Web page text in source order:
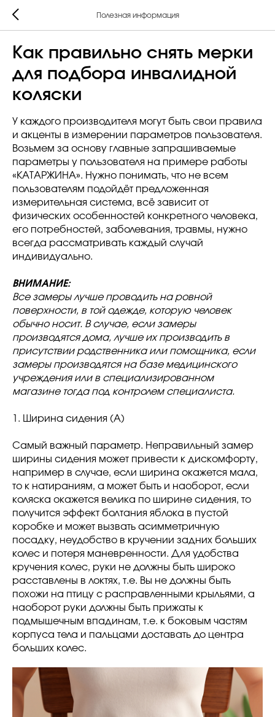
Полезная информация
Как правильно снять мерки
для подбора инвалидной
коляски
У каждого производителя могут быть свои правила
и акценты в измерении параметров пользователя.
Возьмем за основу главные запрашиваемые
параметры у пользователя на примере работы
«КАТАРЖИНА». Нужно понимать, что не всем
пользователям подойдёт предложенная
измерительная система, всё зависит от
физических особенностей конкретного человека,
его потребностей, заболевания, травмы, нужно
всегда рассматривать каждый случай
индивидуально.
ВНИМАНИЕ:
Все замеры лучше проводить на ровной
поверхности, в той одежде, которую человек
обычно носит. В случае, если замеры
производятся дома, лучше их производить в
присутствии родственника или помощника, если
замеры производятся на базе медицинского
учреждения или в специализированном
магазине тогда под контролем специалиста.
1. Ширина сидения (A)
Самый важный параметр. Неправильный замер
ширины сидения может привести к дискомфорту,
например в случае, если ширина окажется мала,
то к натираниям, а может быть и наоборот, если
коляска окажется велика по ширине сидения, то
получится эффект болтания яблока в пустой
коробке и может вызвать асимметричную
посадку, неудобство в кручении задних больших
колес и потеря маневренности. Для удобства
кручения колес, руки не должны быть широко
расставлены в локтях, т.е. Вы не должны быть
похожи на птицу с расправленными крыльями, а
наоборот руки должны быть прижаты к
подмышечным впадинам, т.е. к боковым частям
корпуса тела и пальцами доставать до центра
больших колес.